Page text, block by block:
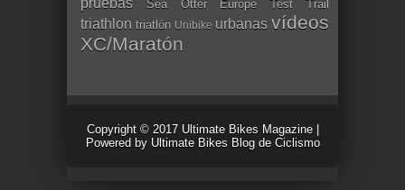
Sea Otter Europe Test Trail
triathlon triatlón Unibike urbanas vídeos
XC/Maratón
Copyright © 2017 Ultimate Bikes Magazine|
Powered by Ultimate Bikes Blog de Ciclismo